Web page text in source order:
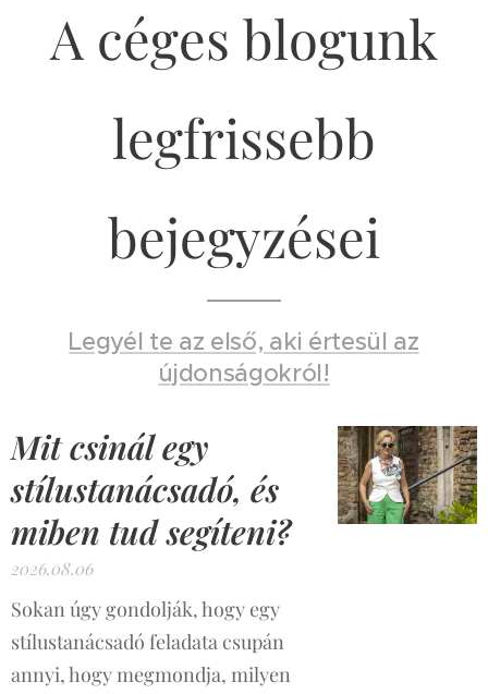
A céges blogunk
legfrissebb
bejegyzései
Legyél te az első, aki értesül az
újdonságokról!
Mit csinál egy
stílustanácsadó, és
miben tud segíteni?
2026.08.06
Sokan úgy gondolják, hogy egy
stílustanácsadó feladata csupán
annyi, hogy megmondja, milyen